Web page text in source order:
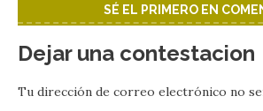
SÉ EL PRIMERO EN
Dejar una contestacion
Tu dirección de correo electrónico no